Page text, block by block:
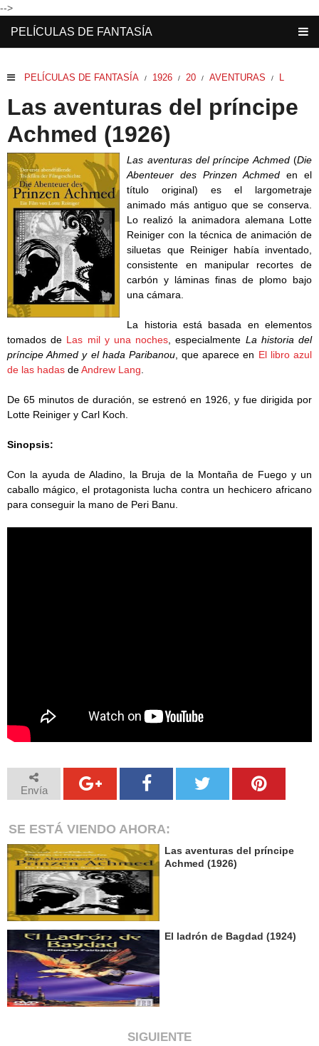
-->
PELÍCULAS DE FANTASÍA
PELÍCULAS DE FANTASÍA / 1926 / 20 / AVENTURAS / L
Las aventuras del príncipe
Achmed (1926)
Las aventuras del príncipe Achmed(Die
Abenteuer des Prinzen Achmed en el
título original) es el largometraje
animado más antiguo que se conserva.
Lo realizó la animadora alemana Lotte
Reiniger con la técnica de animación de
siluetas que Reiniger había inventado,
consistente en manipular recortes de
carbón y láminas finas de plomo bajo
una cámara.
La historia está basada en elementos
tomados de Las mil y una noches , especialmente La historia del
príncipe Ahmed y el hada Paribanou, que aparece en El libro azul
de las hadas deAndrew Lang
De 65 minutos de duración, se estrenó en 1926, y fue dirigida por
Lotte Reiniger y Carl Koch.
Sinopsis:
Con la ayuda de Aladino, la Bruja de la Montaña de Fuego y un
caballo mágico, el protagonista lucha contra un hechicero africano
para conseguir la mano de Peri Banu.
Envía
SE ESTÁ VIENDO AHORA:
Las aventuras del príncipe
Achmed (1926)
El ladrón de Bagdad (1924)
SIGUIENTE